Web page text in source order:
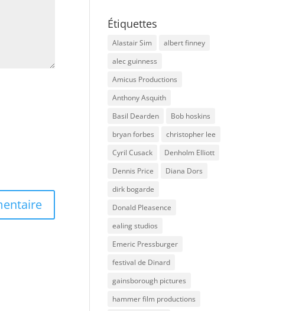
Étiquettes
Alastair Sim
albert finney
alec guinness
Amicus Productions
Anthony Asquith
Basil Dearden
Bob hoskins
bryan forbes
christopher lee
Cyril Cusack
Denholm Elliott
Dennis Price
Diana Dors
dirk bogarde
Donald Pleasence
ealing studios
Emeric Pressburger
festival de Dinard
gainsborough pictures
hammer film productions